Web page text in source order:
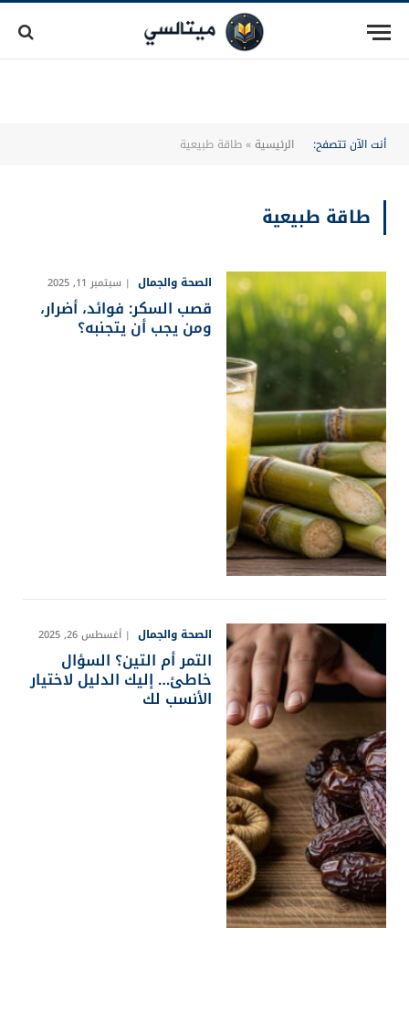
أنت الآن تتصفح: الرئيسية»طاقة طبيعية
طاقة طبيعية
الصحة والجمال سبتمبر 11, 2025
قصب السكر: فوائد، أضرار،
ومن يجب أن يتجنبه؟
الصحة والجمال أغسطس 26, 2025
التمر أم التين؟ السؤال
خاطئ… إليك الدليل لاختيار
الأنسب لك